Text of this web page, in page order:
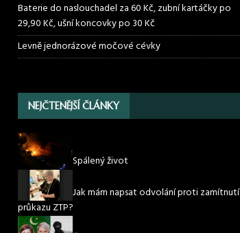
Baterie do naslouchadel za 60 Kč, zubní kartáčky po
29,90 Kč, ušní koncovky po 30 Kč
Levně jednorázové močové cévky
NEJČTENĚJŠÍ ČLÁNKY
Spálený život
Jak mám napsat odvolání proti zamítnutí
průkazu ZTP?